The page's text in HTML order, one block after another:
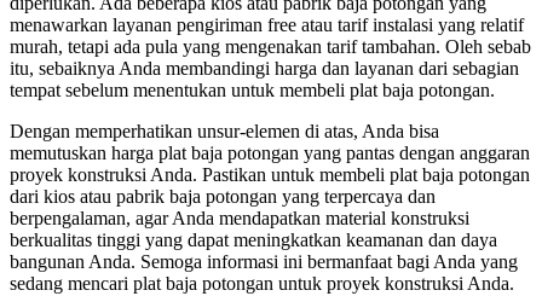
menawarkan layanan pengiriman free atau tarif instalasi yang relatif
murah, tetapi ada pula yang mengenakan tarif tambahan. Oleh sebab
itu, sebaiknya Anda membandingi harga dan layanan dari sebagian
tempat sebelum menentukan untuk membeli plat baja potongan.
Dengan memperhatikan unsur-elemen di atas, Anda bisa
memutuskan harga plat baja potongan yang pantas dengan anggaran
proyek konstruksi Anda. Pastikan untuk membeli plat baja potongan
dari kios atau pabrik baja potongan yang terpercaya dan
berpengalaman, agar Anda mendapatkan material konstruksi
berkualitas tinggi yang dapat meningkatkan keamanan dan daya
bangunan Anda. Semoga informasi ini bermanfaat bagi Anda yang
sedang mencari plat baja potongan untuk proyek konstruksi Anda.